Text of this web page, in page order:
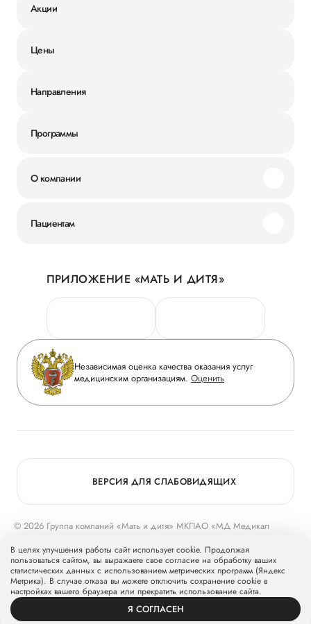
Акции
Цены
Направления
Программы
О компании
Новости
Руководство
Сотрудничество
Инвесторам
Журнал «Мать и дитя»
Вакансии
Медицинский туризм
Пациентам
Личный кабинет
Персональные данные
Горячая линия качества
Вопрос-ответ
Приложение пациента
Статьи
ПРИЛОЖЕНИЕ «МАТЬ И ДИТЯ»
Независимая оценка качества оказания услуг
медицинским организациям. Оценить
© 2026 Группа компаний «Мать и дитя» МКПАО «МД Медикал
Группу компаний «Мать и дитя».
ВЕРСИЯ ДЛЯ СЛАБОВИДЯЩИХ
УСЛУГИ ПРОФИЛЬ
В целях улучшения работы сайт использует cookie. Продолжая
пользоваться сайтом, вы выражаете свое согласие на обработку ваших
статистических данных с использованием метрических программ (Яндекс
Метрика). В случае отказа вы можете отключить сохранение cookie в
настройках вашего браузера или прекратить использование сайта.
Я СОГЛАСЕН